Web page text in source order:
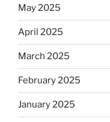
May 2025
April 2025
March 2025
February 2025
January 2025